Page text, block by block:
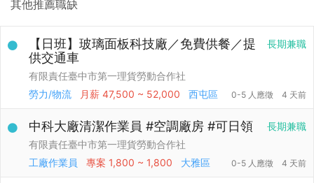
其他推薦職缺
長期兼職
【日班】玻璃面板科技廠／免費供餐／提
供交通車
有限責任臺中市第一理貨勞動合作社
勞力/物流
月薪 47,500 ~ 52,000 西屯區 0-5 人應徵 4 天前
長期兼職
中科大廠清潔作業員 #空調廠房 #可日領
有限責任臺中市第一理貨勞動合作社
工廠作業員
專案 1,800 ~ 1,800 大雅區 0-5 人應徵 4 天前